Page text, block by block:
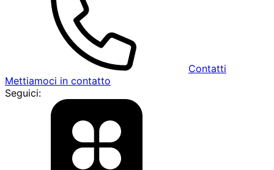
Contatti
Mettiamoci in contatto
Seguici: